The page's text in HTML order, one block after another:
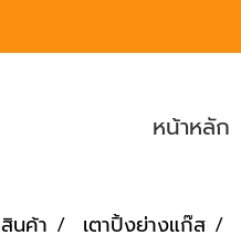
หน้าหลัก
สินค้า เตาปิ้งย่างแก๊ส